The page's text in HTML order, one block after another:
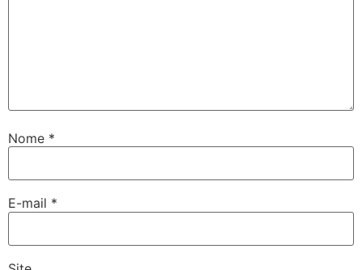
Nome *
E-mail *